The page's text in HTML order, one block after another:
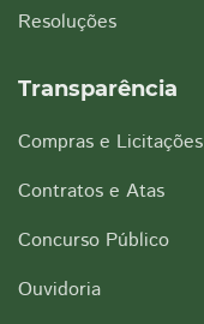
Resoluções
Transparência
Compras e Licitações
Contratos e Atas
Concurso Público
Ouvidoria